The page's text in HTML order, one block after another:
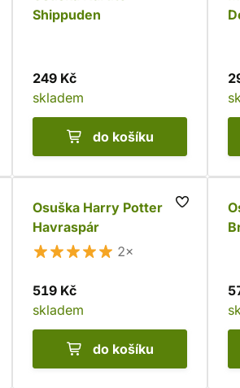
Shippuden
249 Kč
skladem
do košíku
Osuška Harry Potter -
Havraspár
2×
519 Kč
skladem
do košíku